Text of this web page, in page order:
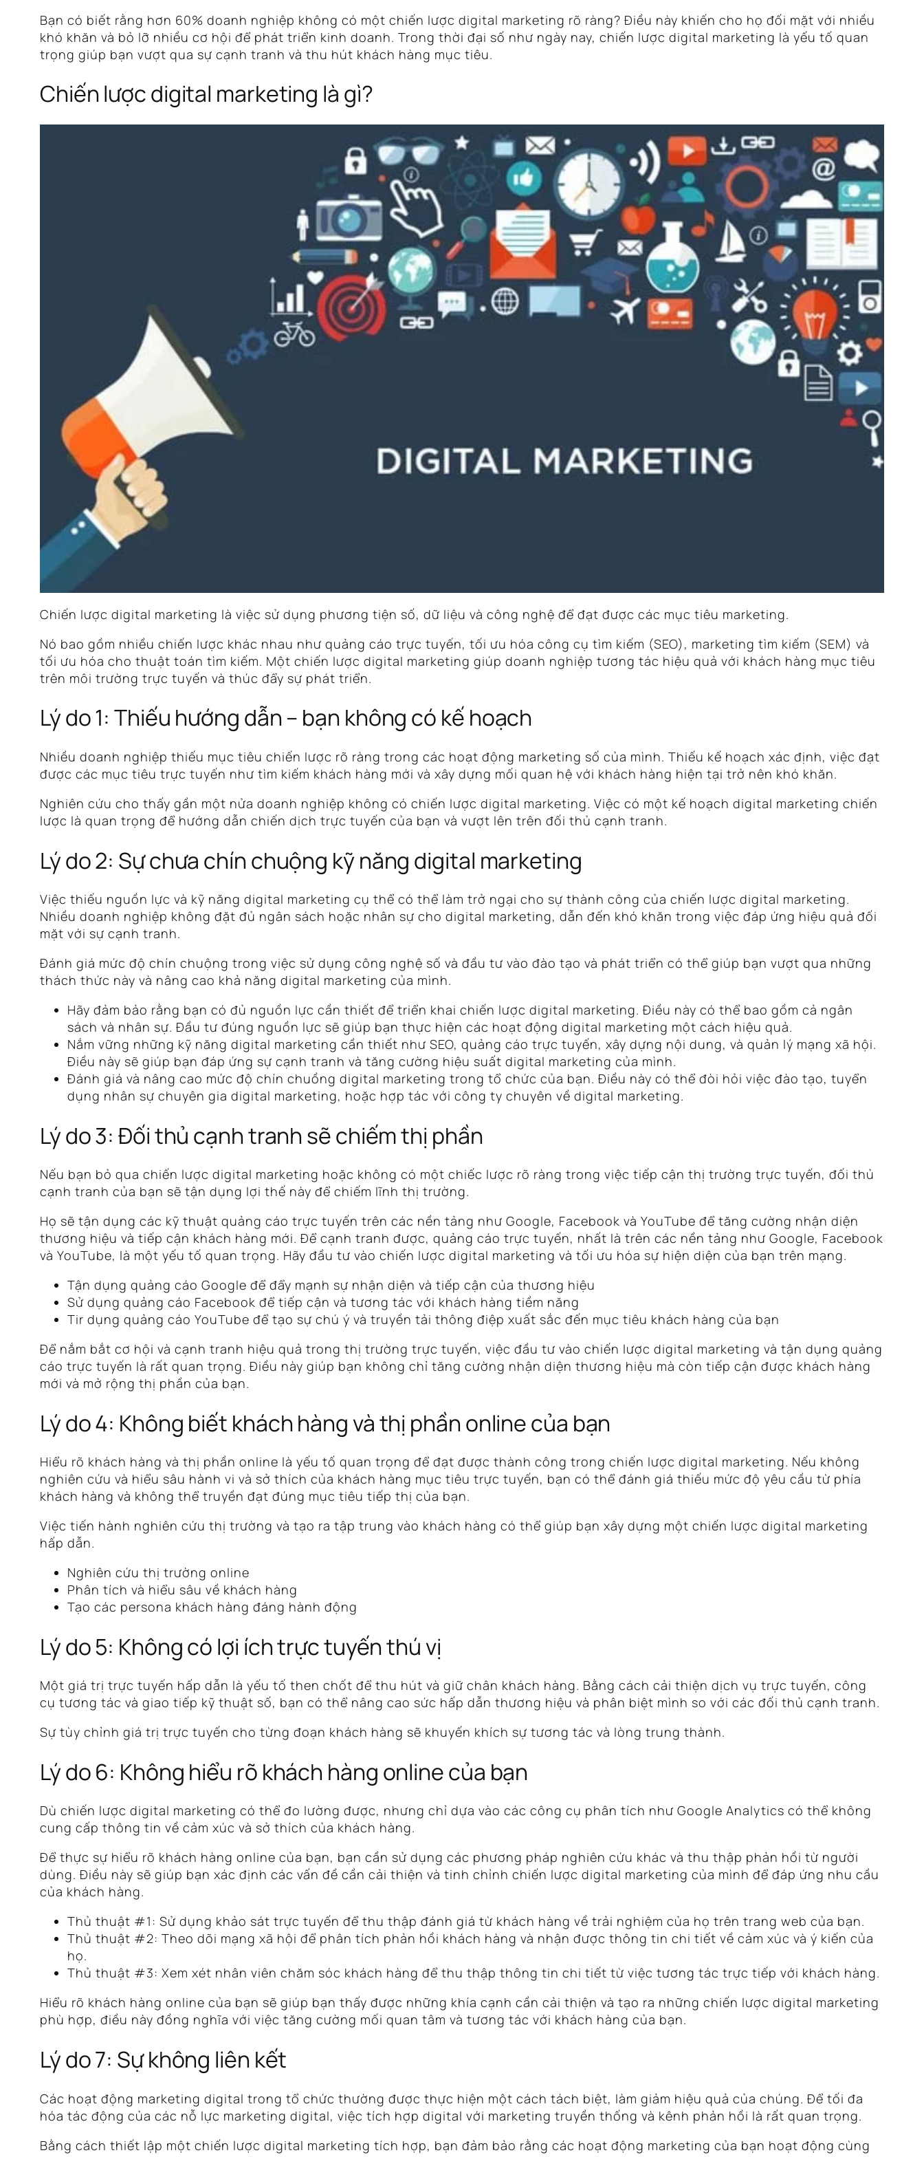
Bạn có biết rằng hơn 60% doanh nghiệp không có một chiến lược digital marketing rõ ràng? Điều này khiến cho họ đối mặt với nhiều
khó khăn và bỏ lỡ nhiều cơ hội để phát triển kinh doanh. Trong thời đại số như ngày nay, chiến lược digital marketing là yếu tố quan
trọng giúp bạn vượt qua sự cạnh tranh và thu hút khách hàng mục tiêu.
Chiến lược digital marketing là gì?
Chiến lược digital marketing là việc sử dụng phương tiện số, dữ liệu và công nghệ để đạt được các mục tiêu marketing.
Nó bao gồm nhiều chiến lược khác nhau như quảng cáo trực tuyến, tối ưu hóa công cụ tìm kiếm (SEO), marketing tìm kiếm (SEM) và
tối ưu hóa cho thuật toán tìm kiếm. Một chiến lược digital marketing giúp doanh nghiệp tương tác hiệu quả với khách hàng mục tiêu
trên môi trường trực tuyến và thúc đẩy sự phát triển.
Lý do 1: Thiếu hướng dẫn – bạn không có kế hoạch
Nhiều doanh nghiệp thiếu mục tiêu chiến lược rõ ràng trong các hoạt động marketing số của mình. Thiếu kế hoạch xác định, việc đạt
được các mục tiêu trực tuyến như tìm kiếm khách hàng mới và xây dựng mối quan hệ với khách hàng hiện tại trở nên khó khăn.
Nghiên cứu cho thấy gần một nửa doanh nghiệp không có chiến lược digital marketing. Việc có một kế hoạch digital marketing chiến
lược là quan trọng để hướng dẫn chiến dịch trực tuyến của bạn và vượt lên trên đối thủ cạnh tranh.
Lý do 2: Sự chưa chín chuộng kỹ năng digital marketing
Việc thiếu nguồn lực và kỹ năng digital marketing cụ thể có thể làm trở ngại cho sự thành công của chiến lược digital marketing.
Nhiều doanh nghiệp không đặt đủ ngân sách hoặc nhân sự cho digital marketing, dẫn đến khó khăn trong việc đáp ứng hiệu quả đối
mặt với sự cạnh tranh.
Đánh giá mức độ chín chuộng trong việc sử dụng công nghệ số và đầu tư vào đào tạo và phát triển có thể giúp bạn vượt qua những
thách thức này và nâng cao khả năng digital marketing của mình.
Hãy đảm bảo rằng bạn có đủ nguồn lực cần thiết để triển khai chiến lược digital marketing. Điều này có thể bao gồm cả ngân
sách và nhân sự. Đầu tư đúng nguồn lực sẽ giúp bạn thực hiện các hoạt động digital marketing một cách hiệu quả.
Nắm vững những kỹ năng digital marketing cần thiết như SEO, quảng cáo trực tuyến, xây dựng nội dung, và quản lý mạng xã hội.
Điều này sẽ giúp bạn đáp ứng sự cạnh tranh và tăng cường hiệu suất digital marketing của mình.
Đánh giá và nâng cao mức độ chín chuồng digital marketing trong tổ chức của bạn. Điều này có thể đòi hỏi việc đào tạo, tuyển
dụng nhân sự chuyên gia digital marketing, hoặc hợp tác với công ty chuyên về digital marketing.
Lý do 3: Đối thủ cạnh tranh sẽ chiếm thị phần
Nếu bạn bỏ qua chiến lược digital marketing hoặc không có một chiếc lược rõ ràng trong việc tiếp cận thị trường trực tuyến, đối thủ
cạnh tranh của bạn sẽ tận dụng lợi thế này để chiếm lĩnh thị trường.
Họ sẽ tận dụng các kỹ thuật quảng cáo trực tuyến trên các nền tảng như Google, Facebook và YouTube để tăng cường nhận diện
thương hiệu và tiếp cận khách hàng mới. Để cạnh tranh được, quảng cáo trực tuyến, nhất là trên các nền tảng như Google, Facebook
và YouTube, là một yếu tố quan trọng. Hãy đầu tư vào chiến lược digital marketing và tối ưu hóa sự hiện diện của bạn trên mạng.
Tận dụng quảng cáo Google để đẩy mạnh sự nhận diện và tiếp cận của thương hiệu
Sử dụng quảng cáo Facebook để tiếp cận và tương tác với khách hàng tiềm năng
Tir dụng quảng cáo YouTube để tạo sự chú ý và truyền tải thông điệp xuất sắc đến mục tiêu khách hàng của bạn
Để nắm bắt cơ hội và cạnh tranh hiệu quả trong thị trường trực tuyến, việc đầu tư vào chiến lược digital marketing và tận dụng quảng
cáo trực tuyến là rất quan trọng. Điều này giúp bạn không chỉ tăng cường nhận diện thương hiệu mà còn tiếp cận được khách hàng
mới và mở rộng thị phần của bạn.
Lý do 4: Không biết khách hàng và thị phần online của bạn
Hiểu rõ khách hàng và thị phần online là yếu tố quan trọng để đạt được thành công trong chiến lược digital marketing. Nếu không
nghiên cứu và hiểu sâu hành vi và sở thích của khách hàng mục tiêu trực tuyến, bạn có thể đánh giá thiếu mức độ yêu cầu từ phía
khách hàng và không thể truyền đạt đúng mục tiêu tiếp thị của bạn.
Việc tiến hành nghiên cứu thị trường và tạo ra tập trung vào khách hàng có thể giúp bạn xây dựng một chiến lược digital marketing
hấp dẫn.
Nghiên cứu thị trường online
Phân tích và hiểu sâu về khách hàng
Tạo các persona khách hàng đáng hành động
Lý do 5: Không có lợi ích trực tuyến thú vị
Một giá trị trực tuyến hấp dẫn là yếu tố then chốt để thu hút và giữ chân khách hàng. Bằng cách cải thiện dịch vụ trực tuyến, công
cụ tương tác và giao tiếp kỹ thuật số, bạn có thể nâng cao sức hấp dẫn thương hiệu và phân biệt mình so với các đối thủ cạnh tranh.
Sự tùy chỉnh giá trị trực tuyến cho từng đoạn khách hàng sẽ khuyến khích sự tương tác và lòng trung thành.
Lý do 6: Không hiểu rõ khách hàng online của bạn
Dù chiến lược digital marketing có thể đo lường được, nhưng chỉ dựa vào các công cụ phân tích như Google Analytics có thể không
cung cấp thông tin về cảm xúc và sở thích của khách hàng.
Để thực sự hiểu rõ khách hàng online của bạn, bạn cần sử dụng các phương pháp nghiên cứu khác và thu thập phản hồi từ người
dùng. Điều này sẽ giúp bạn xác định các vấn đề cần cải thiện và tinh chỉnh chiến lược digital marketing của mình để đáp ứng nhu cầu
của khách hàng.
Thủ thuật #1: Sử dụng khảo sát trực tuyến để thu thập đánh giá từ khách hàng về trải nghiệm của họ trên trang web của bạn.
Thủ thuật #2: Theo dõi mạng xã hội để phân tích phản hồi khách hàng và nhận được thông tin chi tiết về cảm xúc và ý kiến của
họ.
Thủ thuật #3: Xem xét nhân viên chăm sóc khách hàng để thu thập thông tin chi tiết từ việc tương tác trực tiếp với khách hàng.
Hiểu rõ khách hàng online của bạn sẽ giúp bạn thấy được những khía cạnh cần cải thiện và tạo ra những chiến lược digital marketing
phù hợp, điều này đồng nghĩa với việc tăng cường mối quan tâm và tương tác với khách hàng của bạn.
Lý do 7: Sự không liên kết
Các hoạt động marketing digital trong tổ chức thường được thực hiện một cách tách biệt, làm giảm hiệu quả của chúng. Để tối đa
hóa tác động của các nỗ lực marketing digital, việc tích hợp digital với marketing truyền thống và kênh phản hồi là rất quan trọng.
Bằng cách thiết lập một chiến lược digital marketing tích hợp, bạn đảm bảo rằng các hoạt động marketing của bạn hoạt động cùng